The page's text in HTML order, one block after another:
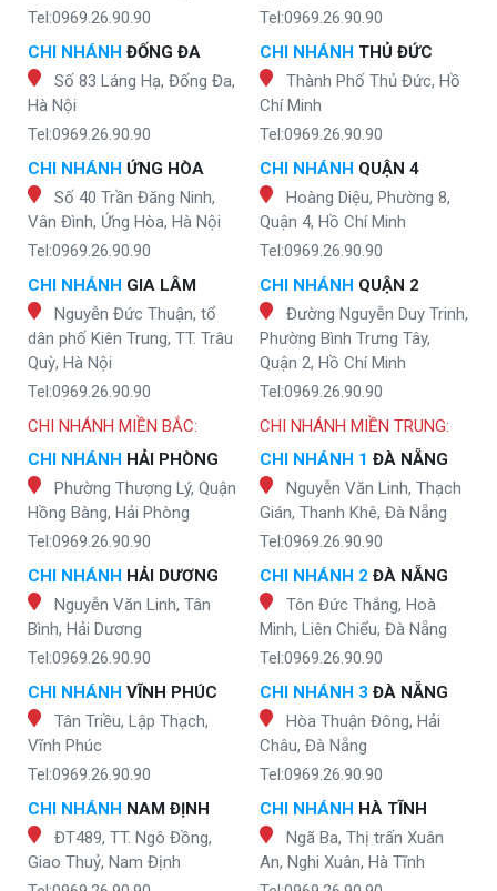
Tel:0969.26.90.90
CHI NHÁNH ĐỐNG ĐA
Số 83 Láng Hạ, Đống Đa,
Hà Nội
Tel:0969.26.90.90
CHI NHÁNH ỨNG HÒA
Số 40 Trần Đăng Ninh,
Vân Đình, Ứng Hòa, Hà Nội
Tel:0969.26.90.90
CHI NHÁNH GIA LÂM
Nguyễn Đức Thuận, tổ
dân phố Kiên Trung, TT. Trâu
Quỳ, Hà Nội
Tel:0969.26.90.90
Tel:0969.26.90.90
CHI NHÁNH THỦ ĐỨC
Thành Phố Thủ Đức, Hồ
Chí Minh
Tel:0969.26.90.90
CHI NHÁNH QUẬN 4
Hoàng Diệu, Phường 8,
Quận 4, Hồ Chí Minh
Tel:0969.26.90.90
CHI NHÁNH QUẬN 2
Đường Nguyễn Duy Trinh,
Phường Bình Trưng Tây,
Quận 2, Hồ Chí Minh
Tel:0969.26.90.90
CHI NHÁNH MIỀN BẮC:
CHI NHÁNH HẢI PHÒNG
Phường Thượng Lý, Quận
Hồng Bàng, Hải Phòng
Tel:0969.26.90.90
CHI NHÁNH HẢI DƯƠNG
Nguyễn Văn Linh, Tân
Bình, Hải Dương
Tel:0969.26.90.90
CHI NHÁNH VĨNH PHÚC
Tân Triều, Lập Thạch,
Vĩnh Phúc
Tel:0969.26.90.90
CHI NHÁNH NAM ĐỊNH
ĐT489, TT. Ngô Đồng,
Giao Thuỷ, Nam Định
CHI NHÁNH MIỀN TRUNG:
CHI NHÁNH 1 ĐÀ NẴNG
Nguyễn Văn Linh, Thạch
Gián, Thanh Khê, Đà Nẵng
Tel:0969.26.90.90
CHI NHÁNH 2 ĐÀ NẴNG
Tôn Đức Thắng, Hoà
Minh, Liên Chiểu, Đà Nẵng
Tel:0969.26.90.90
CHI NHÁNH 3 ĐÀ NẴNG
Hòa Thuận Đông, Hải
Châu, Đà Nẵng
Tel:0969.26.90.90
CHI NHÁNH HÀ TĨNH
Ngã Ba, Thị trấn Xuân
An, Nghi Xuân, Hà Tĩnh